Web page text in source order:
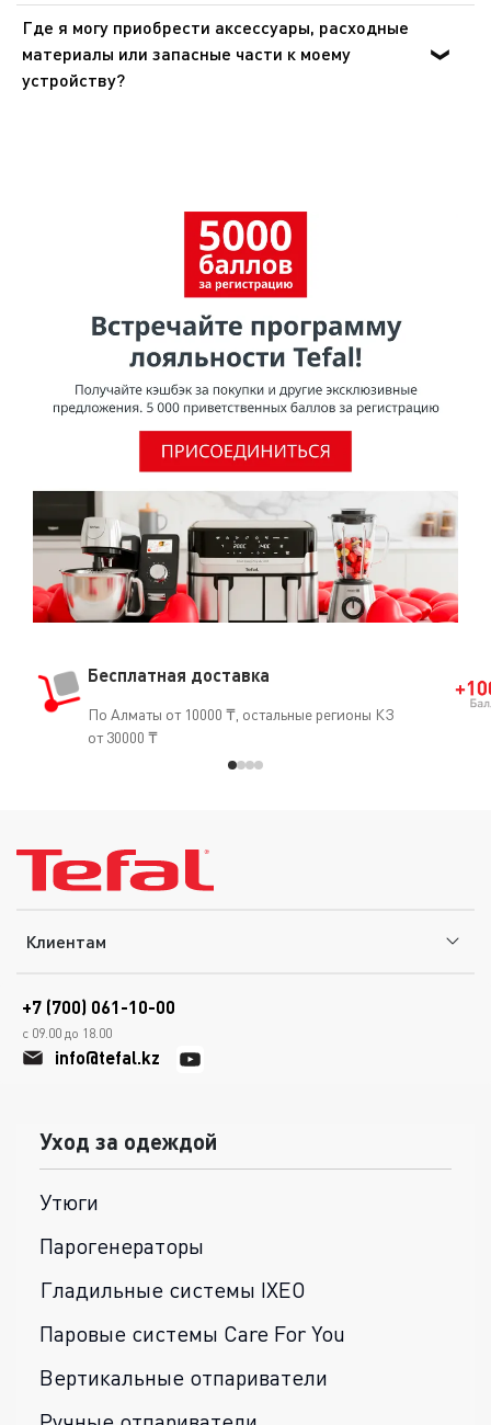
Если вам кажется, что каких-то частей не хватает,
позвоните в службу поддержки, и мы поможем вам
найти приемлемое решение.
Где я могу приобрести аксессуары, расходные
материалы или запасные части к моему
устройству?
Бесплатная доставка
По Алматы от 10000 ₸, остальные регионы КЗ
от 30000 ₸
Клиентам
+7 (700) 061-10-00
с 09.00 до 18.00
info@tefal.kz
Уход за одеждой
Утюги
Парогенераторы
Гладильные системы IXEO
Паровые системы Care For You
Вертикальные отпариватели